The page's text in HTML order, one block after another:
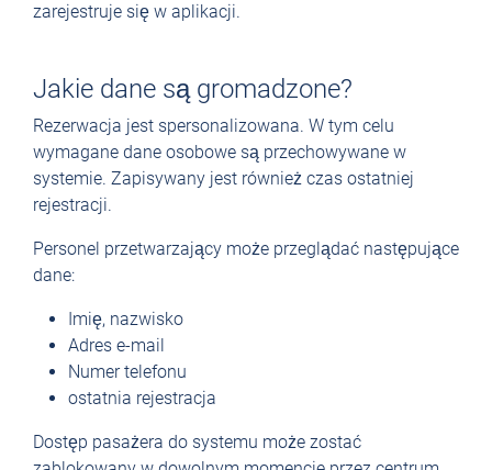
zarejestruje się w aplikacji.
Jakie dane są gromadzone?
Rezerwacja jest spersonalizowana. W tym celu
wymagane dane osobowe są przechowywane w
systemie. Zapisywany jest również czas ostatniej
rejestracji.
Personel przetwarzający może przeglądać następujące
dane:
Imię, nazwisko
Adres e-mail
Numer telefonu
ostatnia rejestracja
Dostęp pasażera do systemu może zostać